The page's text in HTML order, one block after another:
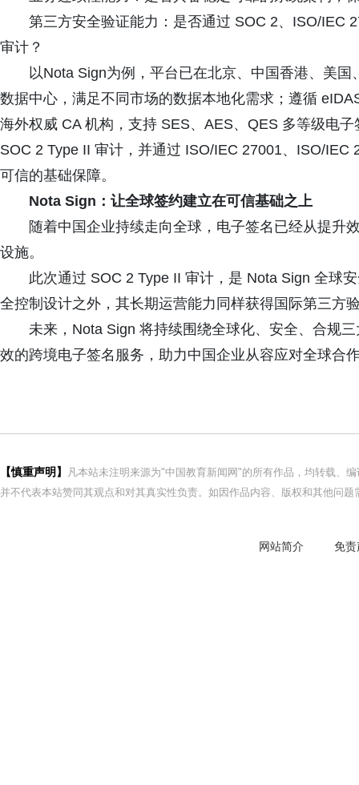
第三方安全验证能力：是否通过 SOC 2、ISO/IEC
审计？
以Nota Sign为例，平台已在北京、中国香港、美
数据中心，满足不同市场的数据本地化需求；遵循
海外权威 CA 机构，支持 SES、AES、QES 多等级电
SOC 2 Type II 审计，并通过 ISO/IEC 27001、ISO/
可信的基础保障。
Nota Sign：让全球签约建立在可信基础之上
随着中国企业持续走向全球，电子签名已经从提升
设施。
此次通过 SOC 2 Type II 审计，是 Nota Sign 全球
全控制设计之外，其长期运营能力同样获得国际第三方
未来，Nota Sign 将持续围绕全球化、安全、合规
效的跨境电子签名服务，助力中国企业从容应对全球合
【慎重声明】
凡本站未注明来源为"中国教育新闻网"的所有作品，均转载、
并不代表本站赞同其观点和对其真实性负责。如因作品内容、版权和其他问
网站简介 免责